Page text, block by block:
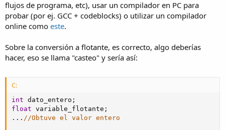
flujos de programa, etc), usar un compilador en PC para
probar (por ej. GCC + codeblocks) o utilizar un compilador
online como este.
Sobre la conversión a flotante, es correcto, algo deberías
hacer, eso se llama "casteo" y sería así:
C:
int dato_entero ;
float variable_flotante ;
. . . //Obtuve el valor entero